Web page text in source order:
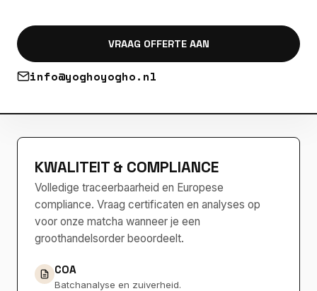
VRAAG OFFERTE AAN
info@yoghoyogho.nl
KWALITEIT & COMPLIANCE
Volledige traceerbaarheid en Europese
compliance. Vraag certificaten en analyses op
voor onze matcha wanneer je een
groothandelsorder beoordeelt.
COA
Batchanalyse en zuiverheid.